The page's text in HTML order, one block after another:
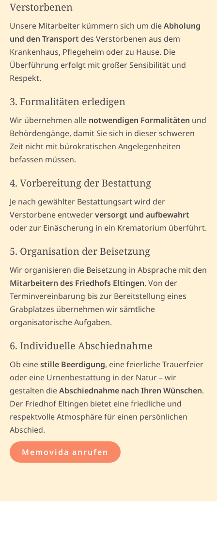
Verstorbenen
Unsere Mitarbeiter kümmern sich um dieAbholung
und den Transport des Verstorbenen aus dem
Krankenhaus, Pflegeheim oder zu Hause. Die
Überführung erfolgt mit großer Sensibilität und
Respekt.
3. Formalitäten erledigen
Wir übernehmen alle notwendigen Formalitäten und
Behördengänge, damit Sie sich in dieser schweren
Zeit nicht mit bürokratischen Angelegenheiten
befassen müssen.
4. Vorbereitung der Bestattung
Je nach gewählter Bestattungsart wird der
Verstorbene entwederversorgt und aufbewahrt
oder zur Einäscherung in ein Krematorium überführt.
5. Organisation der Beisetzung
Wir organisieren die Beisetzung in Absprache mit den
Mitarbeitern des Friedhofs Eltingen. Von der
Terminvereinbarung bis zur Bereitstellung eines
Grabplatzes übernehmen wir sämtliche
organisatorische Aufgaben.
6. Individuelle Abschiednahme
Ob einestille Beerdigung, eine feierliche Trauerfeier
oder eine Urnenbestattung in der Natur – wir
gestalten dieAbschiednahme nach Ihren Wünschen.
Der Friedhof Eltingen bietet eine friedliche und
respektvolle Atmosphäre für einen persönlichen
Abschied.
Memovida anrufen